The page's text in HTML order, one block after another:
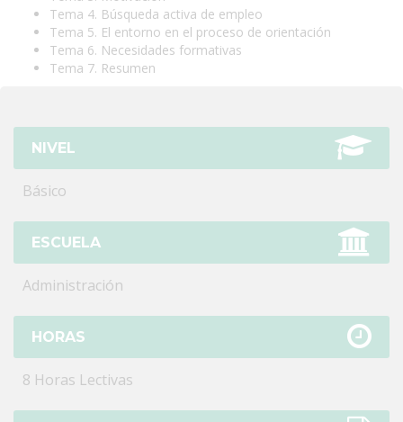
Tema 4. Búsqueda activa de empleo
Tema 5. El entorno en el proceso de orientación
Tema 6. Necesidades formativas
Tema 7. Resumen
NIVEL
Básico
ESCUELA
Administración
HORAS
8 Horas Lectivas